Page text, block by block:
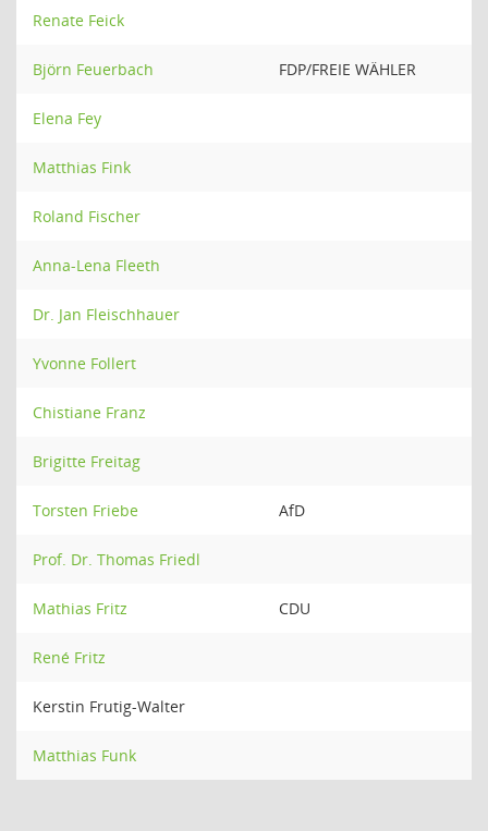
Renate Feick
Björn Feuerbach FDP/FREIE WÄHLER
Elena Fey
Matthias Fink
Roland Fischer
Anna-Lena Fleeth
Dr. Jan Fleischhauer
Yvonne Follert
Chistiane Franz
Brigitte Freitag
Torsten Friebe AfD
Prof. Dr. Thomas Friedl
Mathias Fritz CDU
René Fritz
Kerstin Frutig-Walter
Matthias Funk